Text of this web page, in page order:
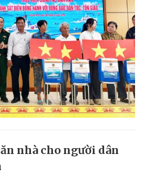
nhà cho người dân